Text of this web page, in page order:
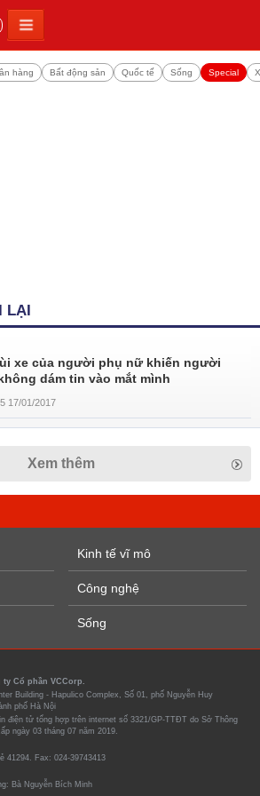
hàng Bất động sản Quốc tế Sống Special
LẠI
xe của người phụ nữ khiến người
dám tin vào mắt mình
17/01/2017
Xem thêm
Kinh tế vĩ mô
Công nghệ
Sống
ty Cổ phần VCCorp.
Building - Hapulico Complex, Số 01, phố Nguyễn Huy
phố Hà Nội
điện tử tổng hợp trên internet số 3321/GP-TTĐT do Sở Thông
ngày 03 tháng 07 năm 2019.
41294. Fax: 024-39743413
Bà Nguyễn Bích Minh